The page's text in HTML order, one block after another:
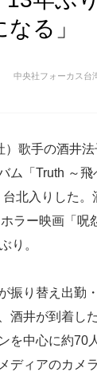
る」
中央社フォーカス台
）歌手の酒井
ム「Truth ～飛
北入りした。
ラー映画「呪
り。
振り替え出勤
酒井が到着し
を中心に約70
ディアのカメ